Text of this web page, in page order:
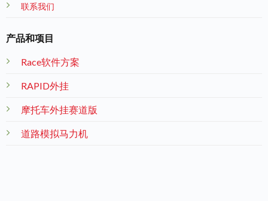
联系我们
产品和项目
Race软件方案
RAPID外挂
摩托车外挂赛道版
道路模拟马力机